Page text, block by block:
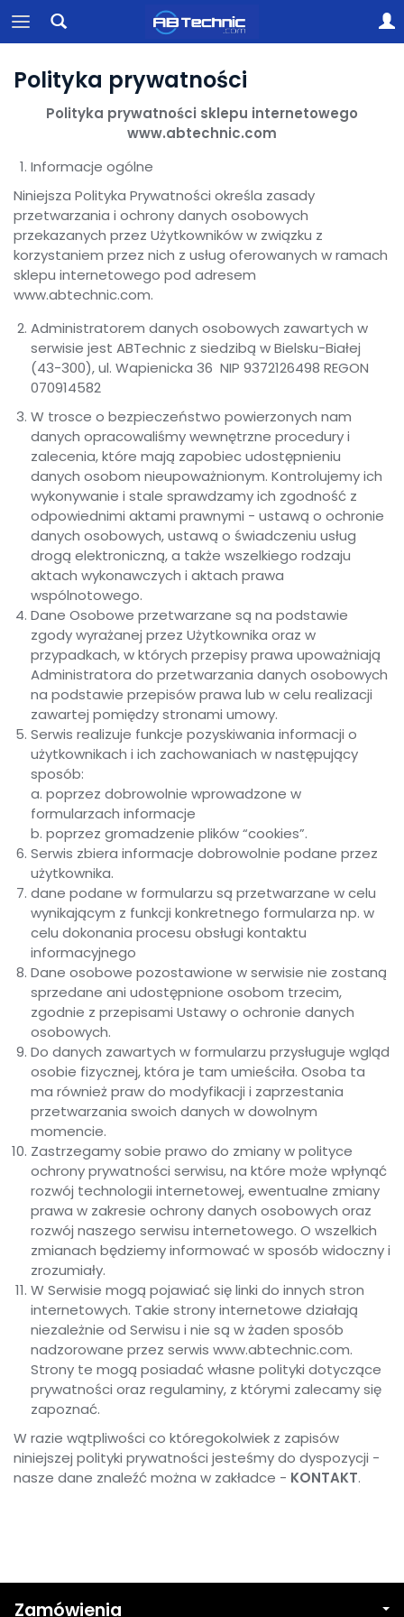
Polityka prywatności
Polityka prywatności sklepu internetowego
www.abtechnic.com
Informacje ogólne
Niniejsza Polityka Prywatności określa zasady
przetwarzania i ochrony danych osobowych
przekazanych przez Użytkowników w związku z
korzystaniem przez nich z usług oferowanych w ramach
sklepu internetowego pod adresem
www.abtechnic.com.
Administratorem danych osobowych zawartych w
serwisie jest ABTechnic z siedzibą w Bielsku-Białej
(43-300), ul. Wapienicka 36 NIP 9372126498 REGON
070914582
W trosce o bezpieczeństwo powierzonych nam
danych opracowaliśmy wewnętrzne procedury i
zalecenia, które mają zapobiec udostępnieniu
danych osobom nieupoważnionym. Kontrolujemy ich
wykonywanie i stale sprawdzamy ich zgodność z
odpowiednimi aktami prawnymi - ustawą o ochronie
danych osobowych, ustawą o świadczeniu usług
drogą elektroniczną, a także wszelkiego rodzaju
aktach wykonawczych i aktach prawa
wspólnotowego.
Dane Osobowe przetwarzane są na podstawie
zgody wyrażanej przez Użytkownika oraz w
przypadkach, w których przepisy prawa upoważniają
Administratora do przetwarzania danych osobowych
na podstawie przepisów prawa lub w celu realizacji
zawartej pomiędzy stronami umowy.
Serwis realizuje funkcje pozyskiwania informacji o
użytkownikach i ich zachowaniach w następujący
sposób:
a. poprzez dobrowolnie wprowadzone w
formularzach informacje
b. poprzez gromadzenie plików “cookies”.
Serwis zbiera informacje dobrowolnie podane przez
użytkownika.
dane podane w formularzu są przetwarzane w celu
wynikającym z funkcji konkretnego formularza np. w
celu dokonania procesu obsługi kontaktu
informacyjnego
Dane osobowe pozostawione w serwisie nie zostaną
sprzedane ani udostępnione osobom trzecim,
zgodnie z przepisami Ustawy o ochronie danych
osobowych.
Do danych zawartych w formularzu przysługuje wgląd
osobie fizycznej, która je tam umieściła. Osoba ta
ma również praw do modyfikacji i zaprzestania
przetwarzania swoich danych w dowolnym
momencie.
Zastrzegamy sobie prawo do zmiany w polityce
ochrony prywatności serwisu, na które może wpłynąć
rozwój technologii internetowej, ewentualne zmiany
prawa w zakresie ochrony danych osobowych oraz
rozwój naszego serwisu internetowego. O wszelkich
zmianach będziemy informować w sposób widoczny i
zrozumiały.
W Serwisie mogą pojawiać się linki do innych stron
internetowych. Takie strony internetowe działają
niezależnie od Serwisu i nie są w żaden sposób
nadzorowane przez serwis www.abtechnic.com.
Strony te mogą posiadać własne polityki dotyczące
prywatności oraz regulaminy, z którymi zalecamy się
zapoznać.
W razie wątpliwości co któregokolwiek z zapisów
niniejszej polityki prywatności jesteśmy do dyspozycji -
nasze dane znaleźć można w zakładce - KONTAKT.
Zamówienia